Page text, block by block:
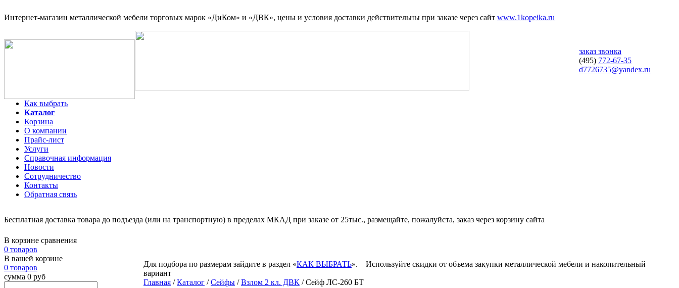
Интернет-магазин металлической мебели торговых марок «ДиКом» и «ДВК», цены и условия доставки действительны при заказе через сайт www.1kopeika.ru
заказ звонка
(495) 772-67-35
d7726735@yandex.ru
Как выбрать
Каталог
Корзина
О компании
Прайс-лист
Услуги
Справочная информация
Новости
Сотрудничество
Контакты
Обратная связь
Бесплатная доставка товара до подъезда (или на транспортную) в пределах МКАД при заказе от 25тыс., размещайте, пожалуйста, заказ через корзину сайта
В корзине сравнения
0 товаров
В вашей корзине
0 товаров
сумма 0 руб
Для подбора по размерам зайдите в раздел «КАК ВЫБРАТЬ».
Используйте скидки от объема закупки металлической мебели и накопительный
вариант
Главная /Каталог /Сейфы /Взлом 2 кл. ДВК / Сейф ЛС-260 БТ